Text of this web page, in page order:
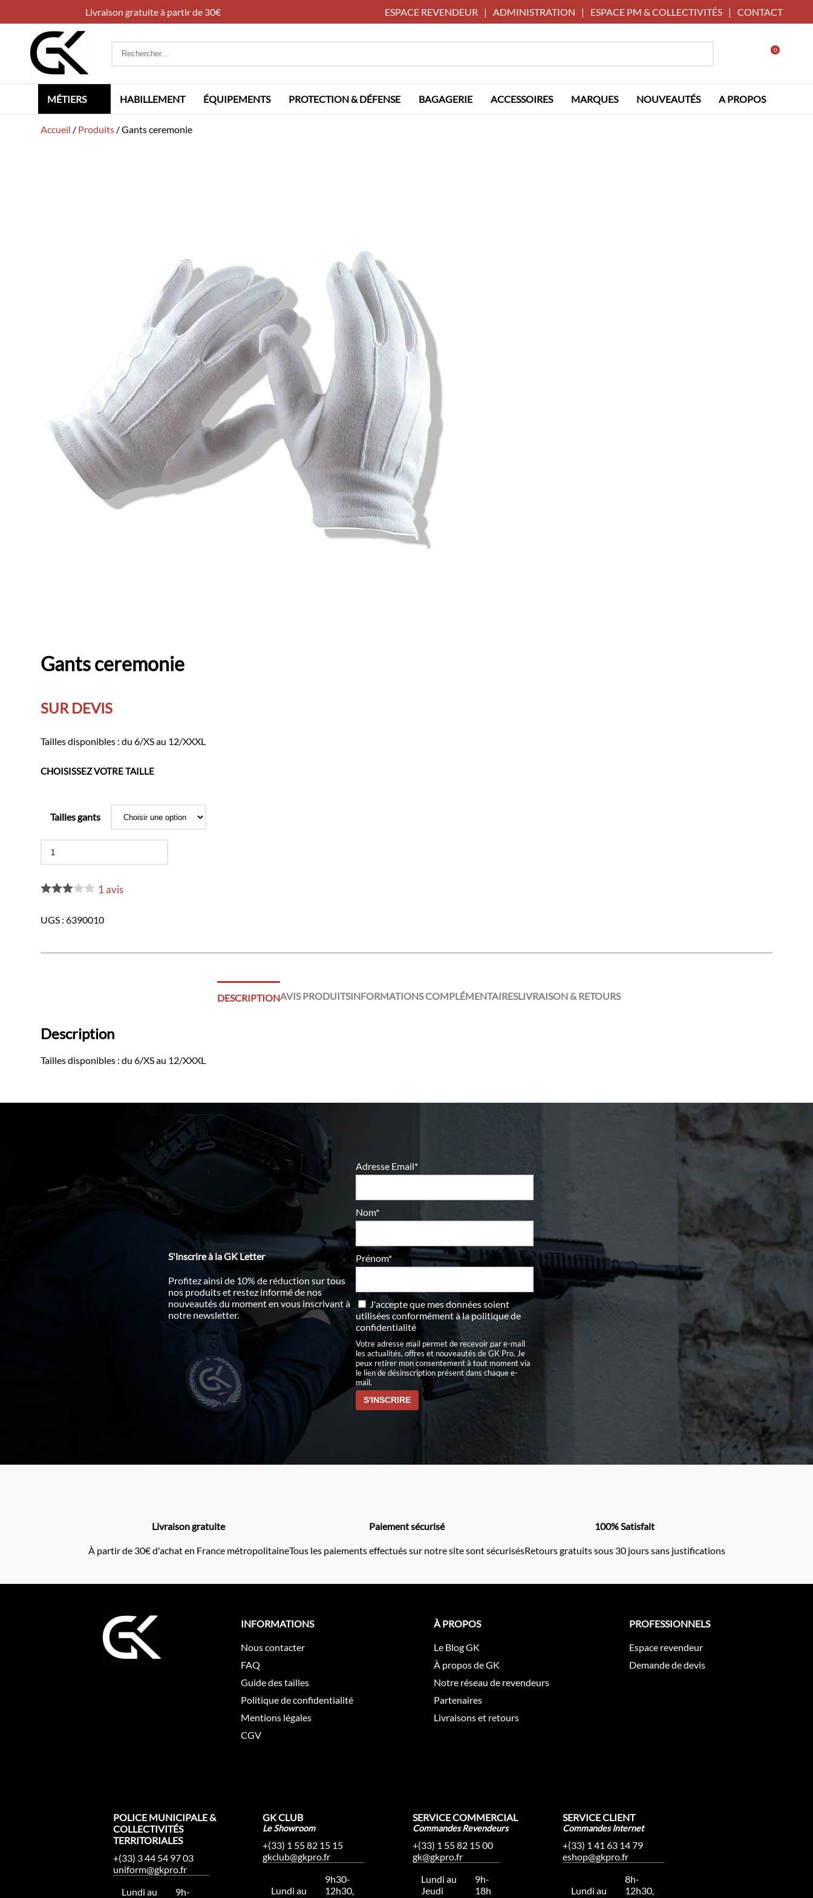
Livraison gratuite à partir de 30€ ESPACE REVENDEUR | ADMINISTRATION | ESPACE PM & COLLECTIVITÉS | CONTACT
Rechercher
0
MÉTIERS HABILLEMENT ÉQUIPEMENTS PROTECTION & DÉFENSE BAGAGERIE ACCESSOIRES MARQUES NOUVEAUTÉS A PROPOS
Accueil / Produits /Gants ceremonie
Gants ceremonie
SUR DEVIS
Tailles disponibles : du 6/XS au 12/XXXL
CHOISISSEZ VOTRE TAILLE
Tailles gants
Gants
1avis
UGS :6390010
DESCRIPTIONAVIS PRODUITSINFORMATIONS COMPLÉMENTAIRESLIVRAISON & RETOURS
Description
Tailles disponibles : du 6/XS au 12/XXXL
S'inscrire à la GK Letter
Profitez ainsi de 10% de réduction sur tous
nos produits et restez informé de nos
nouveautés du moment en vous inscrivant à
notre newsletter.
Adresse Email*
Nom*
Prénom*
J'accepte que mes données soient
utilisées conformément àla politique de
confidentialité
Votre adresse mail permet de recevoir par e-mail
les actualités, offres et nouveautés de GK Pro. Je
peux retirer mon consentement à tout moment via
le lien de désinscription présent dans chaque e-
mail.
Livraison gratuite
À partir de 30€ d'achat en France métropolitaine
Paiement sécurisé
Tous les paiements effectués sur notre site sont sécurisés
100% Satisfait
Retours gratuits sous 30 jours sans justifications
INFORMATIONS
Nous contacter
FAQ
Guide des tailles
Politique de confidentialité
Mentions légales
CGV
À PROPOS
Le Blog GK
À propos de GK
Notre réseau de revendeurs
Partenaires
Livraisons et retours
PROFESSIONNELS
Espace revendeur
Demande de devis
POLICE MUNICIPALE &
COLLECTIVITÉS
TERRITORIALES
+(33) 3 44 54 97 03
uniform@gkpro.fr
Lundi au
9h-
GK CLUB
Le Showroom
+(33) 1 55 82 15 15
gkclub@gkpro.fr
Lundi au
9h30-
12h30,
SERVICE COMMERCIAL
Commandes Revendeurs
+(33) 1 55 82 15 00
gk@gkpro.fr
Lundi au
Jeudi
9h-
18h
SERVICE CLIENT
Commandes Internet
+(33) 1 41 63 14 79
eshop@gkpro.fr
Lundi au
8h-
12h30,